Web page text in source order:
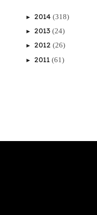
► 2014 (318)
► 2013 (24)
► 2012 (26)
► 2011 (61)